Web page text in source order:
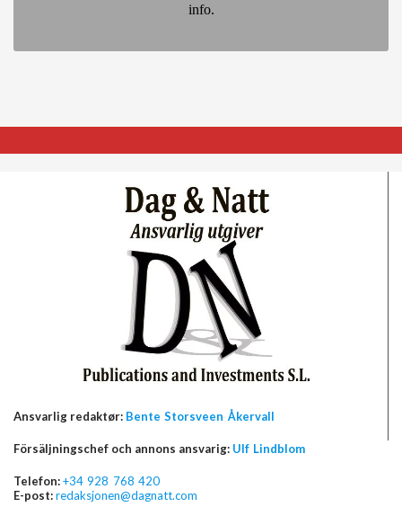
info.
Ansvarlig redaktør: Bente Storsveen Åkervall
Försäljningschef och annons ansvarig: Ulf Lindblom
Telefon:+34 928 768 420
E-post:redaksjonen@dagnatt.com